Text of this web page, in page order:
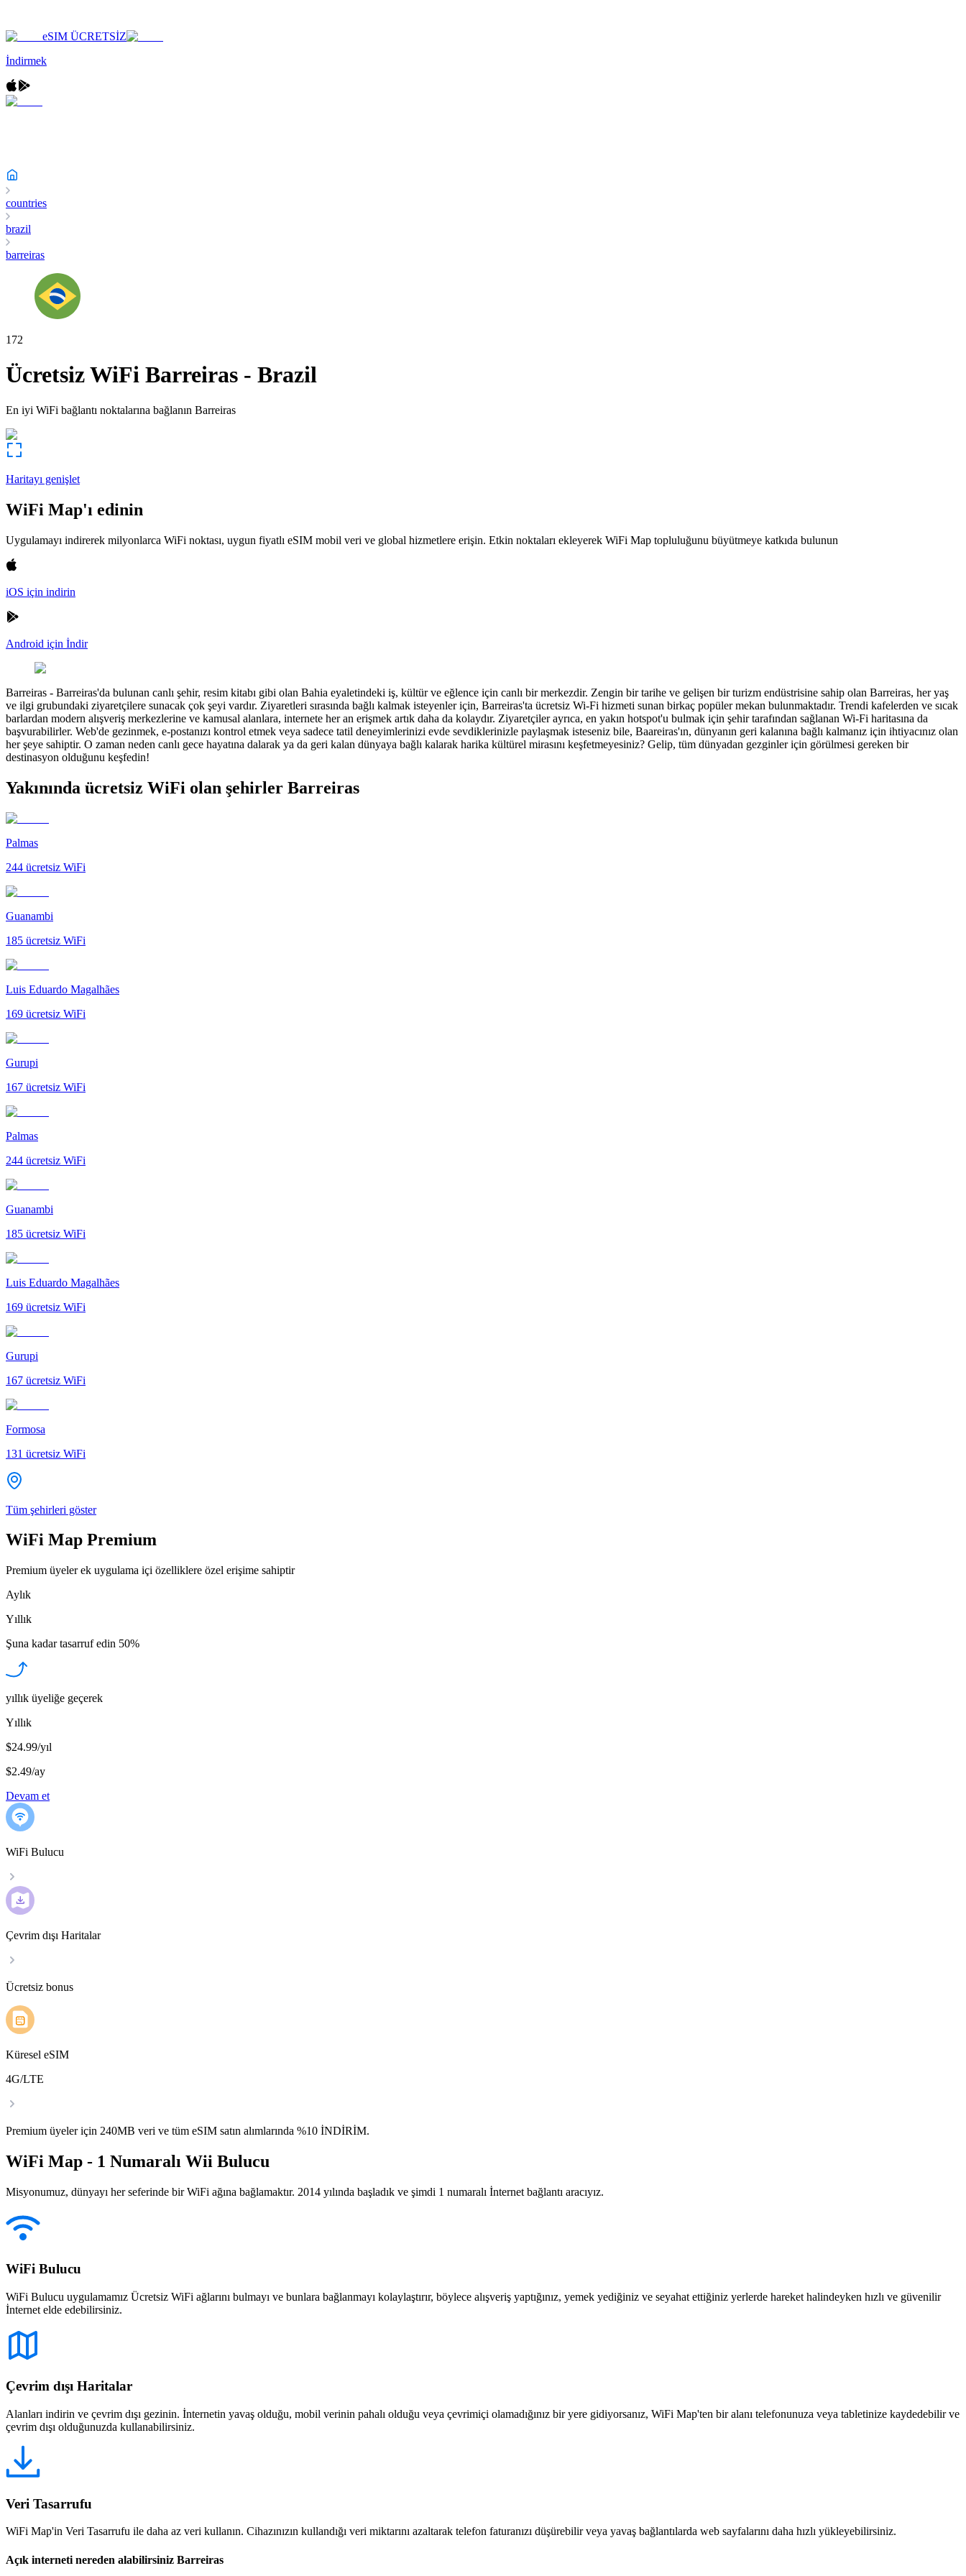
eSIM ÜCRETSİZ
İndirmek
countries
brazil
barreiras
172
Ücretsiz WiFi Barreiras - Brazil
En iyi WiFi bağlantı noktalarına bağlanın Barreiras
Haritayı genişlet
WiFi Map'ı edinin
Uygulamayı indirerek milyonlarca WiFi noktası, uygun fiyatlı eSIM mobil veri ve global hizmetlere erişin. Etkin noktaları ekleyerek WiFi Map topluluğunu büyütmeye katkıda bulunun
iOS için indirin
Android için İndir
Barreiras - Barreiras'da bulunan canlı şehir, resim kitabı gibi olan Bahia eyaletindeki iş, kültür ve eğlence için canlı bir merkezdir. Zengin bir tarihe ve gelişen bir turizm endüstrisine sahip olan Barreiras, her yaş
ve ilgi grubundaki ziyaretçilere sunacak çok şeyi vardır. Ziyaretleri sırasında bağlı kalmak isteyenler için, Barreiras'ta ücretsiz Wi-Fi hizmeti sunan birkaç popüler mekan bulunmaktadır. Trendi kafelerden ve sıcak
barlardan modern alışveriş merkezlerine ve kamusal alanlara, internete her an erişmek artık daha da kolaydır. Ziyaretçiler ayrıca, en yakın hotspot'u bulmak için şehir tarafından sağlanan Wi-Fi haritasına da
başvurabilirler. Web'de gezinmek, e-postanızı kontrol etmek veya sadece tatil deneyimlerinizi evde sevdiklerinizle paylaşmak isteseniz bile, Baareiras'ın, dünyanın geri kalanına bağlı kalmanız için ihtiyacınız olan
her şeye sahiptir. O zaman neden canlı gece hayatına dalarak ya da geri kalan dünyaya bağlı kalarak harika kültürel mirasını keşfetmeyesiniz? Gelip, tüm dünyadan gezginler için görülmesi gereken bir
destinasyon olduğunu keşfedin!
Yakınında ücretsiz WiFi olan şehirler Barreiras
Palmas
244 ücretsiz WiFi
Guanambi
185 ücretsiz WiFi
Luis Eduardo Magalhães
169 ücretsiz WiFi
Gurupi
167 ücretsiz WiFi
Palmas
244 ücretsiz WiFi
Guanambi
185 ücretsiz WiFi
Luis Eduardo Magalhães
169 ücretsiz WiFi
Gurupi
167 ücretsiz WiFi
Formosa
131 ücretsiz WiFi
Tüm şehirleri göster
WiFi Map Premium
Premium üyeler ek uygulama içi özelliklere özel erişime sahiptir
Aylık
Yıllık
Şuna kadar tasarruf edin 50%
yıllık üyeliğe geçerek
Yıllık
$24.99/yıl
$2.49/ay
Devam et
WiFi Bulucu
Çevrim dışı Haritalar
Ücretsiz bonus
Küresel eSIM
4G/LTE
Premium üyeler için 240MB veri ve tüm eSIM satın alımlarında %10 İNDİRİM.
WiFi Map - 1 Numaralı Wii Bulucu
Misyonumuz, dünyayı her seferinde bir WiFi ağına bağlamaktır. 2014 yılında başladık ve şimdi 1 numaralı İnternet bağlantı aracıyız.
WiFi Bulucu
WiFi Bulucu uygulamamız Ücretsiz WiFi ağlarını bulmayı ve bunlara bağlanmayı kolaylaştırır, böylece alışveriş yaptığınız, yemek yediğiniz ve seyahat ettiğiniz yerlerde hareket halindeyken hızlı ve güvenilir
İnternet elde edebilirsiniz.
Çevrim dışı Haritalar
Alanları indirin ve çevrim dışı gezinin. İnternetin yavaş olduğu, mobil verinin pahalı olduğu veya çevrimiçi olamadığınız bir yere gidiyorsanız, WiFi Map'ten bir alanı telefonunuza veya tabletinize kaydedebilir ve
çevrim dışı olduğunuzda kullanabilirsiniz.
Veri Tasarrufu
WiFi Map'in Veri Tasarrufu ile daha az veri kullanın. Cihazınızın kullandığı veri miktarını azaltarak telefon faturanızı düşürebilir veya yavaş bağlantılarda web sayfalarını daha hızlı yükleyebilirsiniz.
Açık interneti nereden alabilirsiniz Barreiras